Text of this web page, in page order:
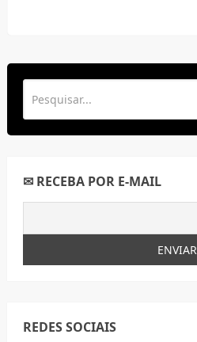
✉ RECEBA POR E-MAIL
REDES SOCIAIS